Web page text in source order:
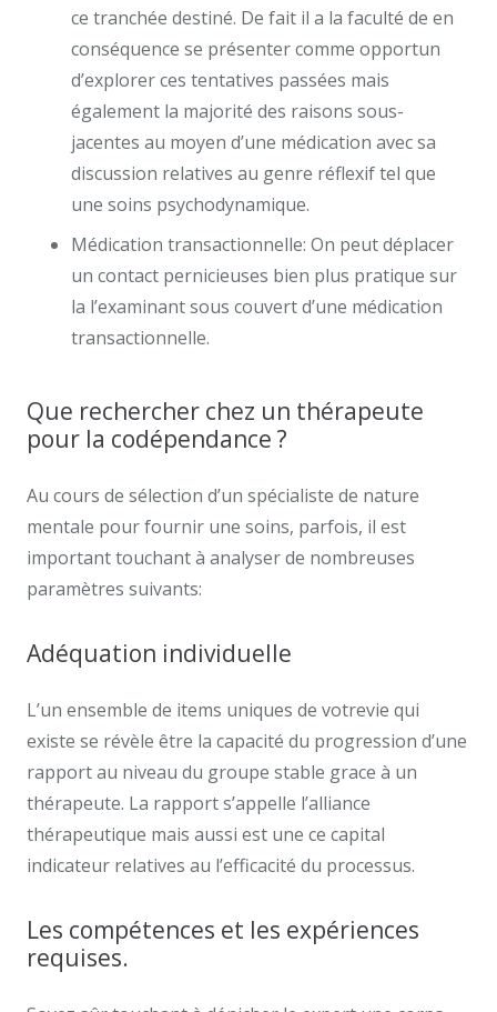
ce tranchée destiné. De fait il a la faculté de en
conséquence se présenter comme opportun
d’explorer ces tentatives passées mais
également la majorité des raisons sous-
jacentes au moyen d’une médication avec sa
discussion relatives au genre réflexif tel que
une soins psychodynamique.
Médication transactionnelle: On peut déplacer
un contact pernicieuses bien plus pratique sur
la l’examinant sous couvert d’une médication
transactionnelle.
Que rechercher chez un thérapeute
pour la codépendance ?
Au cours de sélection d’un spécialiste de nature
mentale pour fournir une soins, parfois, il est
important touchant à analyser de nombreuses
paramètres suivants:
Adéquation individuelle
L’un ensemble de items uniques de votrevie qui
existe se révèle être la capacité du progression d’une
rapport au niveau du groupe stable grace à un
thérapeute. La rapport s’appelle l’alliance
thérapeutique mais aussi est une ce capital
indicateur relatives au l’efficacité du processus.
Les compétences et les expériences
requises.